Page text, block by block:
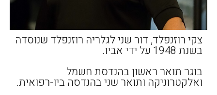
צקי רוזנפלד, דור שני לגלריה רוזנפלד שנוסדה
בשנת 1948 על ידי אביו.
בוגר תואר ראשון בהנדסת חשמל
ואלקטרוניקה ותואר שני בהנדסה ביו-רפואית.